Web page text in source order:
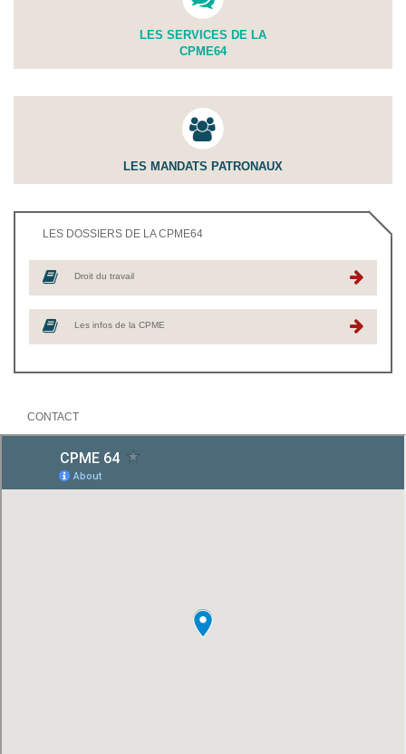
LES SERVICES DE LA
CPME64
LES MANDATS PATRONAUX
LES DOSSIERS DE LA CPME64
Droit du travail
Les infos de la CPME
CONTACT